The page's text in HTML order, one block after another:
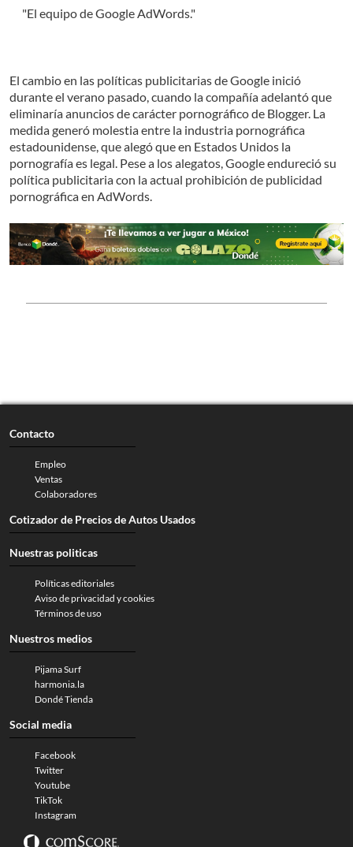
"El equipo de Google AdWords."
El cambio en las políticas publicitarias de Google inició
durante el verano pasado, cuando la compañía adelantó que
eliminaría anuncios de carácter pornográfico de Blogger. La
medida generó molestia entre la industria pornográfica
estadounidense, que alegó que en Estados Unidos la
pornografía es legal. Pese a los alegatos, Google endureció su
política publicitaria con la actual prohibición de publicidad
pornográfica en AdWords.
Contacto
Empleo
Ventas
Colaboradores
Cotizador de Precios de Autos Usados
Nuestras politicas
Políticas editoriales
Aviso de privacidad y cookies
Términos de uso
Nuestros medios
Pijama Surf
harmonia.la
Dondé Tienda
Social media
Facebook
Twitter
Youtube
TikTok
Instagram